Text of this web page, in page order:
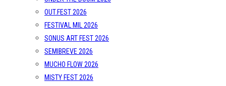
OUT.FEST 2026
FESTIVAL MIL 2026
SONUS ART FEST 2026
SEMIBREVE 2026
MUCHO FLOW 2026
MISTY FEST 2026